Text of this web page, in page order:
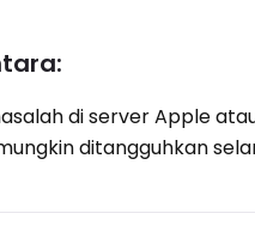
di server Apple
ditangguhkan